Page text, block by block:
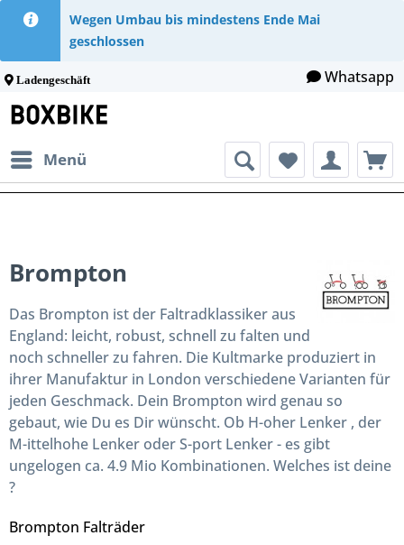
Wegen Umbau bis mindestens Ende Mai
geschlossen
Ladengeschäft Whatsapp
Menü
Brompton
Das Brompton ist der Faltradklassiker aus
England: leicht, robust, schnell zu falten und
noch schneller zu fahren. Die Kultmarke produziert in
ihrer Manufaktur in London verschiedene Varianten für
jeden Geschmack. Dein Brompton wird genau so
gebaut, wie Du es Dir wünscht. Ob H-oher Lenker , der
M-ittelhohe Lenker oder S-port Lenker - es gibt
ungelogen ca. 4.9 Mio Kombinationen. Welches ist deine
?
Brompton Falträder